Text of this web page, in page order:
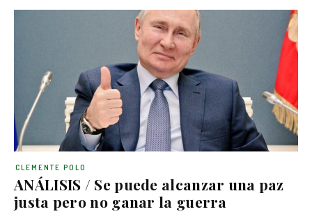
ANÁLISIS / Se puede alcanzar una paz
justa pero no ganar la guerra
CLEMENTE POLO